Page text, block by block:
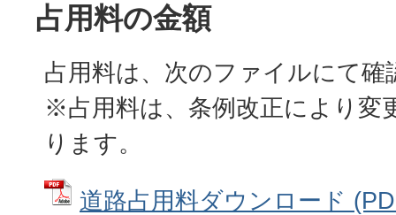
占用料の金額
占用料は、次のファイルにて確
※占用料は、条例改正により変
ります。
道路占用料ダウンロード